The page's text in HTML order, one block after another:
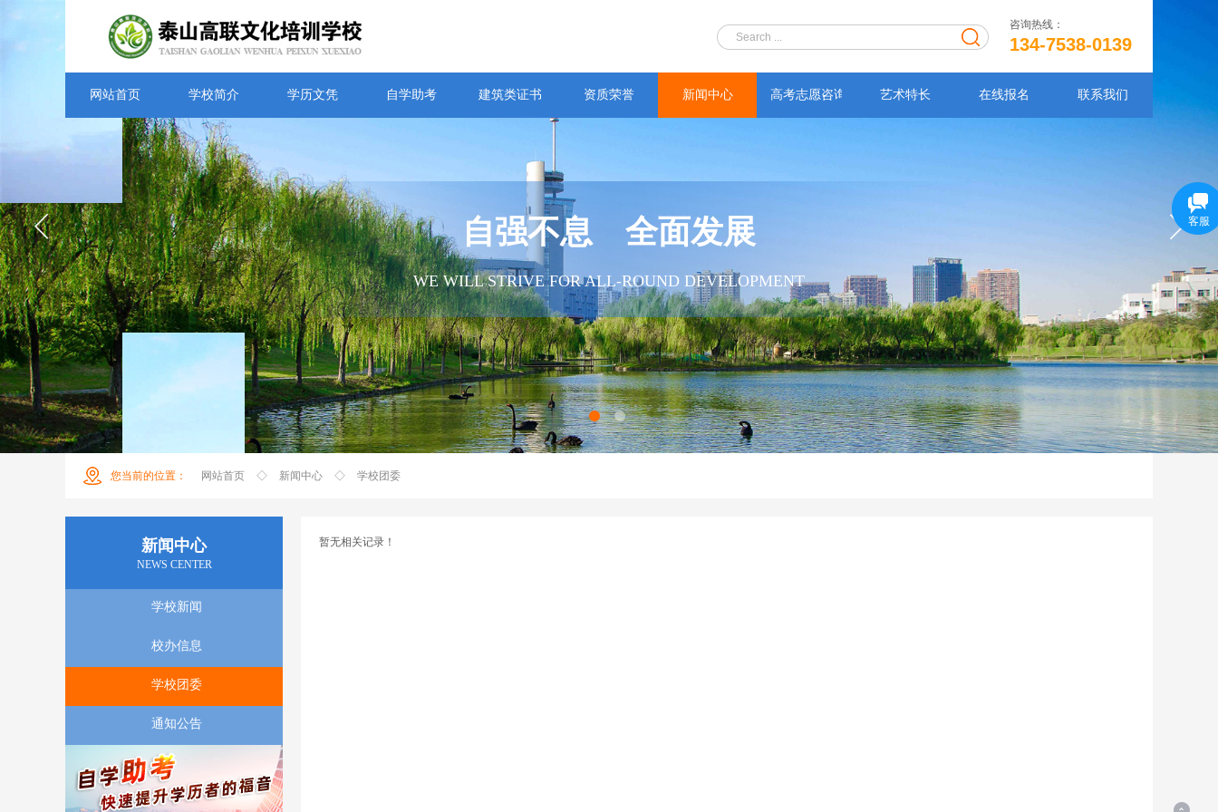
自强不息 全面发展
WE WILL STRIVE FOR ALL-ROUND DEVELOPMENT
您当前的位置 ： 网站首页 ◇ 新闻中心 ◇ 学校团委
暂无相关记录！
新闻中心
NEWS CENTER
学校新闻
校办信息
学校团委
通知公告
网站首页 学校简介 学历文凭 自学助考 建筑类证书 资质荣誉 新闻中心 高考志愿咨询 艺术特长 在线报名 联系我们
咨询热线：
134-7538-0139
客服